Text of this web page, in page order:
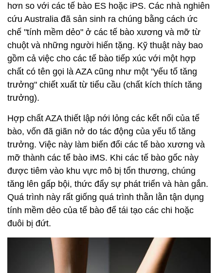
hơn so với các tế bào ES hoặc iPS. Các nhà nghiên
cứu Australia đã sản sinh ra chúng bằng cách ức
chế "tính mềm dẻo" ở các tế bào xương và mỡ từ
chuột và những người hiến tặng. Kỹ thuật này bao
gồm cả việc cho các tế bào tiếp xúc với một hợp
chất có tên gọi là AZA cũng như một "yếu tố tăng
trưởng" chiết xuất từ tiểu cầu (chất kích thích tăng
trưởng).
Hợp chất AZA thiết lập nới lỏng các kết nối của tế
bào, vốn đã giãn nở do tác động của yếu tố tăng
trưởng. Việc này làm biến đổi các tế bào xương và
mỡ thành các tế bào iMS. Khi các tế bào gốc này
được tiêm vào khu vực mô bị tổn thương, chúng
tăng lên gấp bội, thức đẩy sự phát triển và hàn gắn.
Quá trình này rất giống quá trình thằn lằn tận dụng
tính mềm dẻo của tế bào để tái tạo các chi hoặc
đuôi bị đứt.